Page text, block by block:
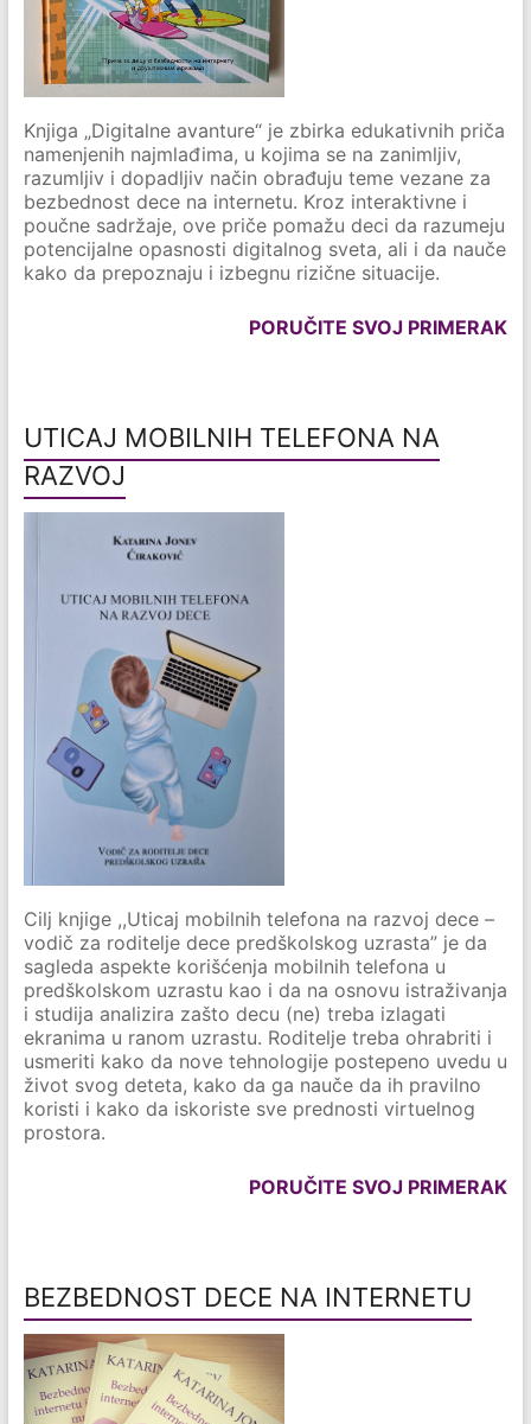
Knjiga „Digitalne avanture“ je zbirka edukativnih priča
namenjenih najmlađima, u kojima se na zanimljiv,
razumljiv i dopadljiv način obrađuju teme vezane za
bezbednost dece na internetu. Kroz interaktivne i
poučne sadržaje, ove priče pomažu deci da razumeju
potencijalne opasnosti digitalnog sveta, ali i da nauče
kako da prepoznaju i izbegnu rizične situacije.
PORUČITE SVOJ PRIMERAK
UTICAJ MOBILNIH TELEFONA NA
RAZVOJ
Cilj knjige ,,Uticaj mobilnih telefona na razvoj dece –
vodič za roditelje dece predškolskog uzrasta” je da
sagleda aspekte korišćenja mobilnih telefona u
predškolskom uzrastu kao i da na osnovu istraživanja
i studija analizira zašto decu (ne) treba izlagati
ekranima u ranom uzrastu. Roditelje treba ohrabriti i
usmeriti kako da nove tehnologije postepeno uvedu u
život svog deteta, kako da ga nauče da ih pravilno
koristi i kako da iskoriste sve prednosti virtuelnog
prostora.
PORUČITE SVOJ PRIMERAK
BEZBEDNOST DECE NA INTERNETU